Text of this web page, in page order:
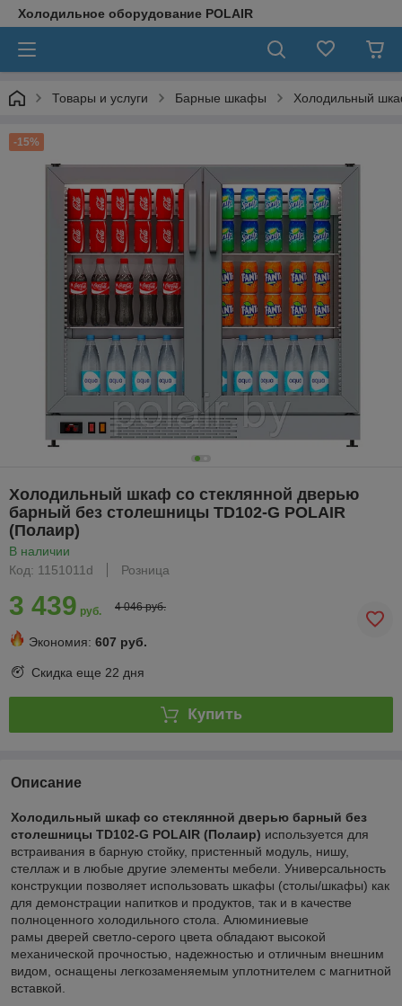
Холодильное оборудование POLAIR
Товары и услуги Барные шкафы Холодильный
-15%
Холодильный шкаф со стеклянной дверью
барный без столешницы TD102-G POLAIR
(Полаир)
В наличии
Код: 1151011d
Розница
3 439 руб. 4 046 руб.
Экономия: 607 руб.
Скидка еще 22 дня
Купить
Описание
Холодильный шкаф со стеклянной дверью барный без
столешницы TD102-G POLAIR (Полаир) используется для
встраивания в барную стойку, пристенный модуль, нишу,
стеллаж и в любые другие элементы мебели. Универсальность
конструкции позволяет использовать шкафы (столы/шкафы) как
для демонстрации напитков и продуктов, так и в качестве
полноценного холодильного стола. Алюминиевые
рамы дверей светло-серого цвета обладают высокой
механической прочностью, надежностью и отличным внешним
видом, оснащены легкозаменяемым уплотнителем с магнитной
вставкой.